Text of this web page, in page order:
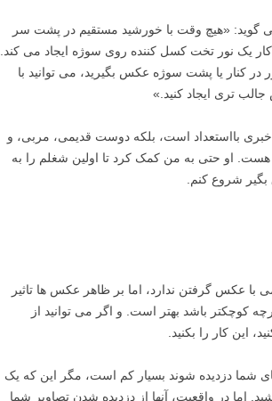
گوید: «هیچ وقت با خورشید مستقیم در پشت سر
یک نور تخت کسل کننده روی سوژه ایجاد می کند.
در کنار یا پشت سوژه عکس بگیرید، می توانید با
تری ایجاد کنید.»
خبری بااستعداد است، بلکه دوست قدیمی، مربی، و
او حتی به من کمک کرد تا اولین شغلم را به
شروع کنم.
با عکس گرفتن ندارد، اما بر ظاهر عکس ها تاثیر
کوچکتر باشد بهتر است. و اگر می توانید از
این کار را بکنید.
شما دزدیده شوند بسیار کم است، مگر این که یک
اما در واقعیت، آنها از دزدیده شدن تصاویر شما